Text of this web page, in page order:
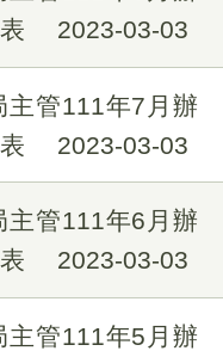
2023-03-03
主管111年7月辦
2023-03-03
主管111年6月辦
2023-03-03
主管111年5月辦